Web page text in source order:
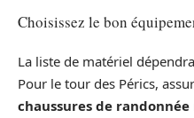
Choisissez le bon
La liste de matériel
Pour le tour des Pérics,
chaussures de